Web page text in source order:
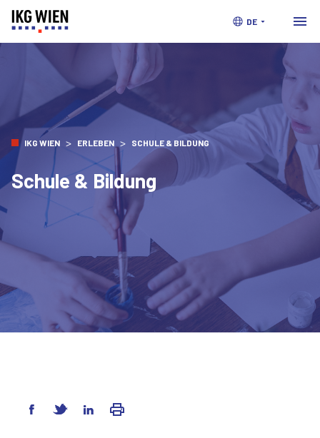
DE
IKG WIEN > ERLEBEN > SCHULE & BILDUNG
Schule & Bildung